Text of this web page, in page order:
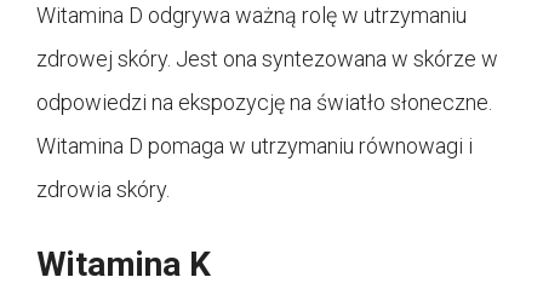
Witamina D odgrywa ważną rolę w utrzymaniu
zdrowej skóry. Jest ona syntezowana w skórze w
odpowiedzi na ekspozycję na światło słoneczne.
Witamina D pomaga w utrzymaniu równowagi i
zdrowia skóry.
Witamina K